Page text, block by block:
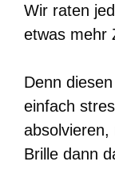
Wir raten
etwas mehr
Denn
einfach
absolvieren,
Brille dann